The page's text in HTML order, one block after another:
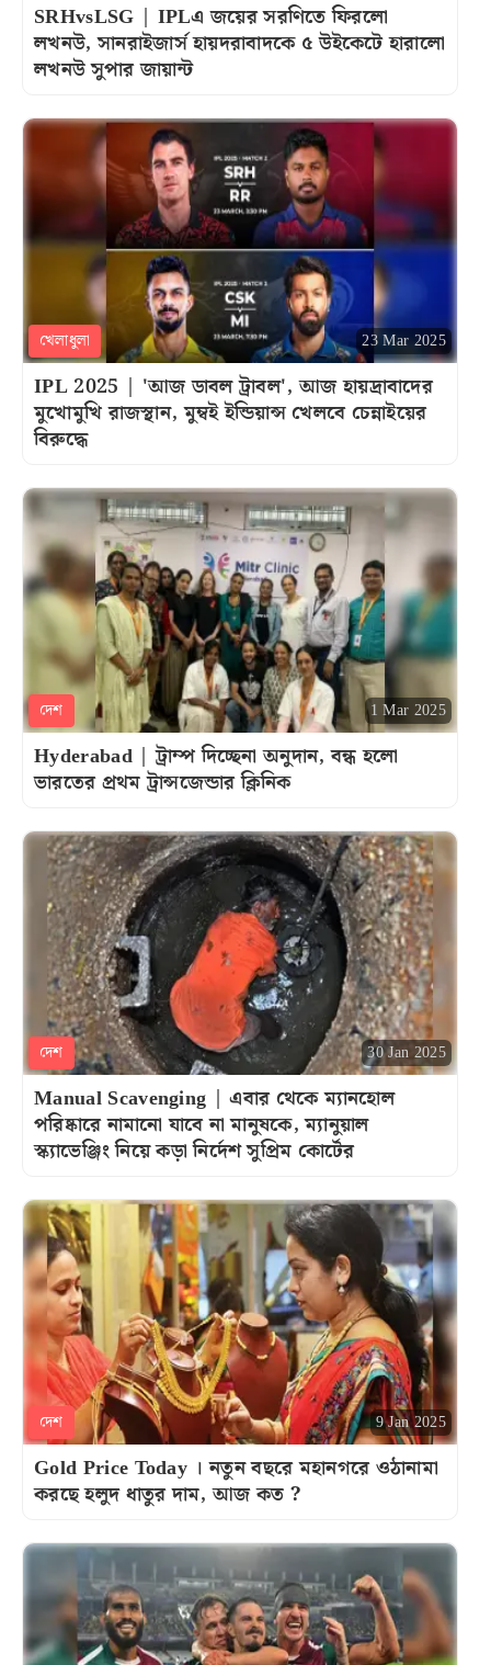
SRHvsLSG | IPLএ জয়ের সরণিতে ফিরলো
লখনউ, সানরাইজার্স হায়দরাবাদকে ৫ উইকেটে হারালো
লখনউ সুপার জায়ান্ট
খেলাধুলা 23 Mar 2025
IPL 2025 | 'আজ ডাবল ট্রাবল', আজ হায়দ্রাবাদের
মুখোমুখি রাজস্থান, মুম্বই ইন্ডিয়ান্স খেলবে চেন্নাইয়ের
বিরুদ্ধে
দেশ 1 Mar 2025
Hyderabad | ট্রাম্প দিচ্ছেনা অনুদান, বন্ধ হলো
ভারতের প্রথম ট্রান্সজেন্ডার ক্লিনিক
দেশ 30 Jan 2025
Manual Scavenging | এবার থেকে ম্যানহোল
পরিষ্কারে নামানো যাবে না মানুষকে, ম্যানুয়াল
স্ক্যাভেঞ্জিং নিয়ে কড়া নির্দেশ সুপ্রিম কোর্টের
দেশ 9 Jan 2025
Gold Price Today । নতুন বছরে মহানগরে ওঠানামা
করছে হলুদ ধাতুর দাম, আজ কত ?